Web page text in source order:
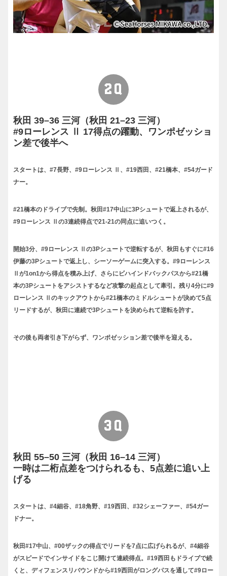
2Q
秋田 39–36 三河（秋田 21–23 三河）
#9ローレンス Ⅱ 17得点の躍動、ワンポゼッショ
ン差で後半へ
スタートは、#7長野、#9ローレンス Ⅱ、#19西田、#21橋本、#54ガード
ナー。
#21橋本のドライブで先制。秋田#17中山に3Pシュートで返上されるが、
#9ローレンス Ⅱの3連続得点で21-21の同点に追いつく。
開始3分、#9ローレンス Ⅱの3Pシュートで逆転するが、秋田もすぐに#16
伊藤の3Pシュートで返上し、シーソーゲームに突入する。#9ローレンス
Ⅱが1on1から得点を積み上げ、さらにビハインドバックパスから#21橋
本の3Pシュートをアシストするなど攻撃の起点として牽引。残り4分に#9
ローレンス Ⅱのキックアウトから#21橋本のミドルシュートが決めて5点
リードするが、秋田に連続で3Pシュートを決められて逆転を許す。
その後も両者引き下がらず、ワンポゼッション差で後半を迎える。
3Q
秋田 55–50 三河（秋田 16–14 三河）
一時は二桁点差をつけられるも、5点差に追い上
げる
スタートは、#4細谷、#18角野、#19西田、#32シェーファー、#54ガー
ドナー。
秋田#17中山、#00ザックの得点でリードを7点に広げられるが、#4細谷
がスピードでインサイドをこじ開けて連続得点。#19西田もドライブで続
くと、ディフェンスリバウンドから#19西田がロングパスを通して#9ロー